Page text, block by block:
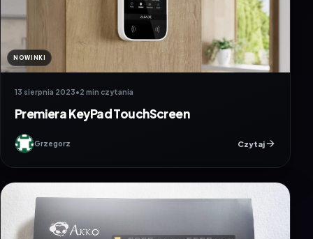
NOWINKI
13 sierpnia 2023•2 min czytania
Premiera KeyPad TouchScreen
Grzegorz Czytaj